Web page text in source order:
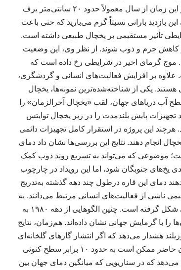
تقریباً همه چیز در فضای باز در حال ذوب شدن بود. او توضیح داد که در این زمان از سال معمولاً حدود ۲۰ سانتی‌متر برف
بازدید بارانی نسبتاً گرم می‌بارید که حتی باعث
تأثیر مستقیمی بر یخچال طبیعی داشته است.
کاهش جرم و ذوب شوند. از نظر وی، این وضعیت
موج گرمای اخیر در شرایطی رخ داده است که
بر افزایش فعالیت‌های انسانی و گردشگری،
یکی از شناخته‌شده‌ترین نمونه‌ها، یخچال
آب دریاهای جهان، لقب «یخچال آخرالزمان» را
پایش بلندمدت را در زیر یخچال توایتس
هرچند این پروژه در استقرار کامل تجهیزات دائمی
انجام دهند. نتایج این بررسی‌ها نشان داد دمای
موضوعی که می‌تواند به تسریع روند ذوب کمک
یخ‌های جنوبگان شود، اما این رویداد در چارچوب
دمای این قاره درطول چند دهه گذشته به‌تدریج
ناشی از فعالیت‌های انسانی مرتبط می‌دانند. به
گفته کوردرو، موج گرمای اخیر درنتیجه وزش بسیار شدید بادهای غربی شکل گرفته است. چنین الگوهایی از دهه ۱۹۸۰ به
را با گرمایش جهانی نشان داده‌اند. هم‌زمان، نتایج
هشدار می‌دهد که اگر انتشار گازهای گلخانه‌ای
به‌طور چشمگیری کاهش نیابد، میزان ذوب یخ‌های جنوبگان تا پایان قرن حاضر ممکن است به حدود ۱۰ برابر سطح کنونی
که در سناریویی که میانگین دمای جهان بین